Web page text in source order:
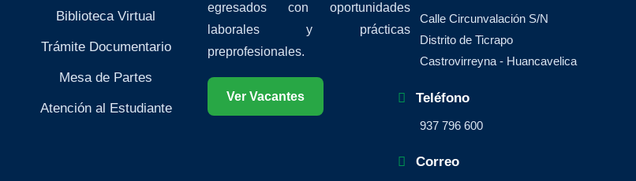
Biblioteca Virtual
Trámite Documentario
Mesa de Partes
Atención al Estudiante
egresados con oportunidades
laborales y prácticas
preprofesionales.
Ver Vacantes
Calle Circunvalación S/N
Distrito de Ticrapo
Castrovirreyna - Huancavelica
Teléfono
937 796 600
Correo